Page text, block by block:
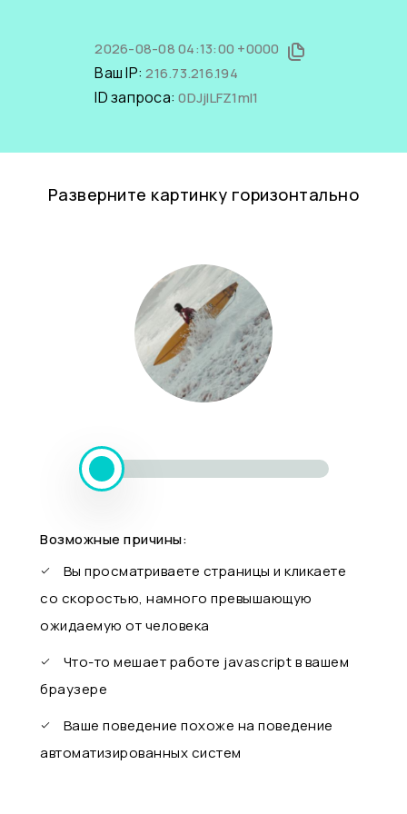
2026-08-08 04:13:00 +0000
Ваш IP:216.73.216.194
ID запроса:0DJjILFZ1mI1
Разверните картинку горизонтально
Возможные причины:
Вы просматриваете страницы и кликаете
со скоростью, намного превышающую
ожидаемую от человека
Что-то мешает работе javascript в вашем
браузере
Ваше поведение похоже на поведение
автоматизированных систем